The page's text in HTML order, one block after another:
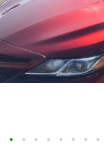
• • • • • • • •